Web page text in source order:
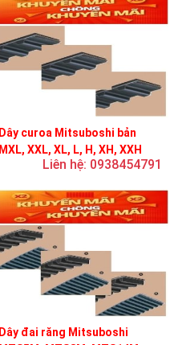
Dây curoa Mitsuboshi bản
MXL, XXL, XL, L, H, XH, XXH
Liên hệ: 0938454791
Dây đai răng Mitsuboshi